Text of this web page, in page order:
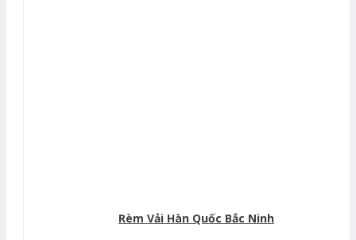
Rèm Vải Hàn Quốc Bắc Ninh